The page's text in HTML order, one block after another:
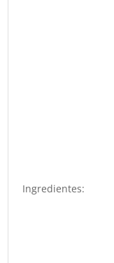
Ingredientes: